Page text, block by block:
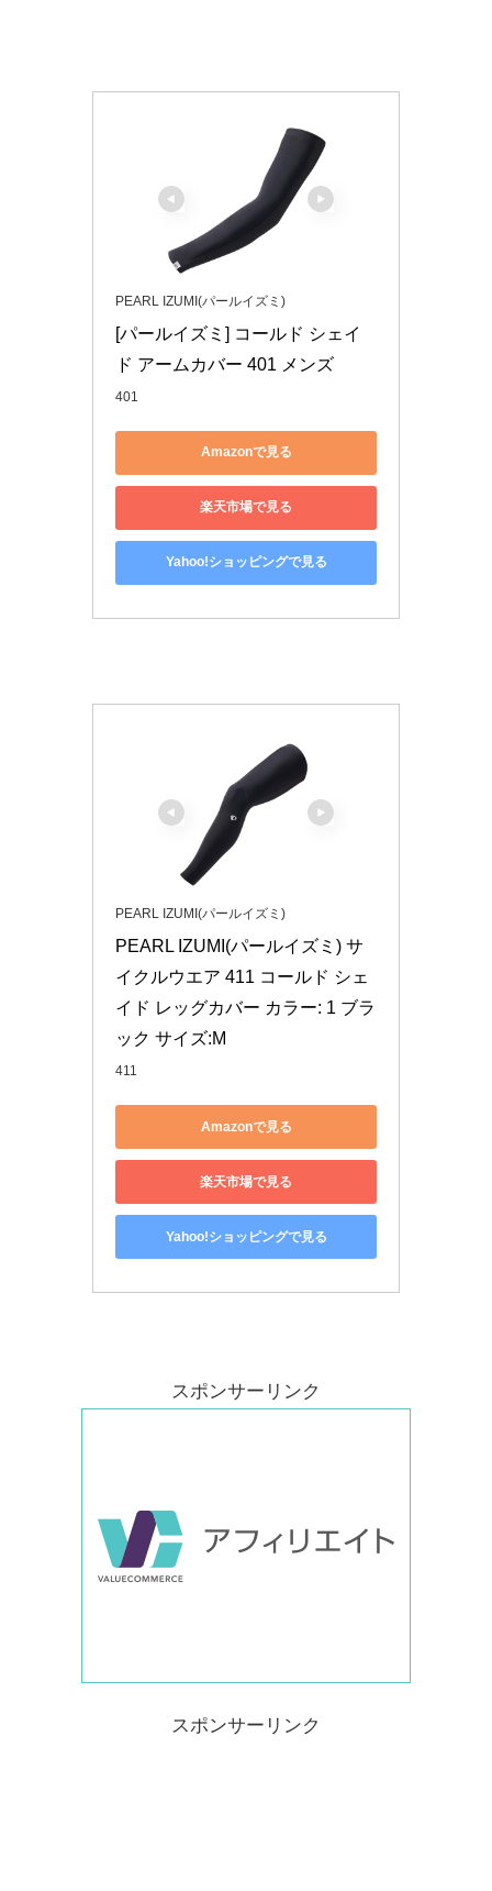
PEARL IZUMI(パールイズミ)
[パールイズミ] コールド シェイ
ド アームカバー 401 メンズ
401
Amazonで見る
楽天市場で見る
Yahoo!ショッピングで見る
PEARL IZUMI(パールイズミ)
PEARL IZUMI(パールイズミ) サ
イクルウエア 411 コールド シェ
イド レッグカバー カラー: 1 ブラ
ック サイズ:M
411
Amazonで見る
楽天市場で見る
Yahoo!ショッピングで見る
スポンサーリンク
スポンサーリンク